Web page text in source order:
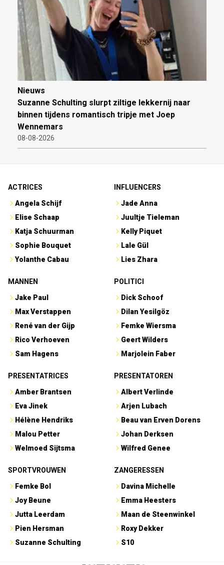
Nieuws
Suzanne Schulting slurpt ziltige lekkernij naar
binnen tijdens romantisch tripje met Joep
Wennemars
08-08-2026
ACTRICES
Angela Schijf
Elise Schaap
Katja Schuurman
Sophie Bouquet
Yolanthe Cabau
INFLUENCERS
Jade Anna
Juultje Tieleman
Kelly Piquet
Lale Gül
Lies Zhara
MANNEN
Jake Paul
Max Verstappen
René van der Gijp
Rico Verhoeven
Sam Hagens
POLITICI
Dick Schoof
Dilan Yesilgöz
Femke Wiersma
Geert Wilders
Marjolein Faber
PRESENTATRICES
Amber Brantsen
Eva Jinek
Hélène Hendriks
Malou Petter
Welmoed Sijtsma
PRESENTATOREN
Albert Verlinde
Arjen Lubach
Beau van Erven Dorens
Johan Derksen
Wilfred Genee
SPORTVROUWEN
Femke Bol
Joy Beune
Jutta Leerdam
Pien Hersman
Suzanne Schulting
ZANGERESSEN
Davina Michelle
Emma Heesters
Maan de Steenwinkel
Roxy Dekker
S10